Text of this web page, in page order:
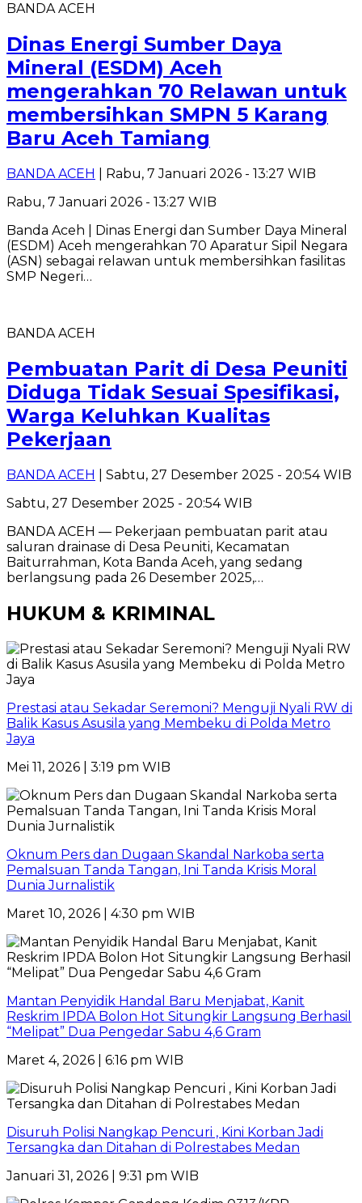
BANDA ACEH
Dinas Energi Sumber Daya
Mineral (ESDM) Aceh
mengerahkan 70 Relawan untuk
membersihkan SMPN 5 Karang
Baru Aceh Tamiang
BANDA ACEH
| Rabu, 7 Januari 2026 - 13:27 WIB
Rabu, 7 Januari 2026 - 13:27 WIB
Banda Aceh | Dinas Energi dan Sumber Daya Mineral
(ESDM) Aceh mengerahkan 70 Aparatur Sipil Negara
(ASN) sebagai relawan untuk membersihkan fasilitas
SMP Negeri…
BANDA ACEH
Pembuatan Parit di Desa Peuniti
Diduga Tidak Sesuai Spesifikasi,
Warga Keluhkan Kualitas
Pekerjaan
BANDA ACEH
| Sabtu, 27 Desember 2025 - 20:54 WIB
Sabtu, 27 Desember 2025 - 20:54 WIB
BANDA ACEH — Pekerjaan pembuatan parit atau
saluran drainase di Desa Peuniti, Kecamatan
Baiturrahman, Kota Banda Aceh, yang sedang
berlangsung pada 26 Desember 2025,…
HUKUM & KRIMINAL
Prestasi atau Sekadar Seremoni? Menguji Nyali RW di
Balik Kasus Asusila yang Membeku di Polda Metro
Jaya
Mei 11, 2026 | 3:19 pm WIB
Oknum Pers dan Dugaan Skandal Narkoba serta
Pemalsuan Tanda Tangan, Ini Tanda Krisis Moral
Dunia Jurnalistik
Maret 10, 2026 | 4:30 pm WIB
Mantan Penyidik Handal Baru Menjabat, Kanit
Reskrim IPDA Bolon Hot Situngkir Langsung Berhasil
“Melipat” Dua Pengedar Sabu 4,6 Gram
Maret 4, 2026 | 6:16 pm WIB
Disuruh Polisi Nangkap Pencuri , Kini Korban Jadi
Tersangka dan Ditahan di Polrestabes Medan
Januari 31, 2026 | 9:31 pm WIB